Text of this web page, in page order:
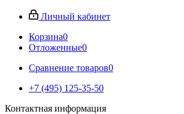
Личный кабинет
Корзина0
Отложенные0
Сравнение товаров0
+7 (495) 125-35-50
Контактная информация